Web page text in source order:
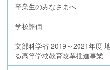
卒業生のみなさまへ
学校評価
文部科学省 2019～2021年度
る高等学校教育改革推進事業